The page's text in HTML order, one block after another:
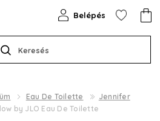
Keresés
Belépés
Eau De Toilette
Jennifer
by JLO Eau De Toilette